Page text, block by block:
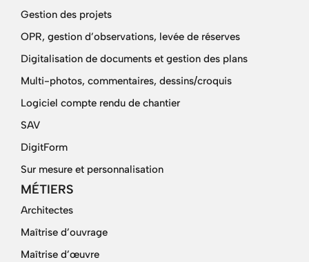
Gestion des projets
OPR, gestion d’observations, levée de réserves
Digitalisation de documents et gestion des plans
Multi-photos, commentaires, dessins/croquis
Logiciel compte rendu de chantier
SAV
DigitForm
Sur mesure et personnalisation
MÉTIERS
Architectes
Maîtrise d’ouvrage
Maîtrise d’œuvre